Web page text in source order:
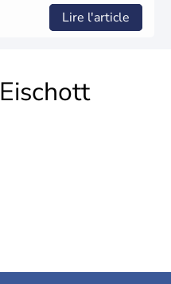
Lire l'article
Eischott